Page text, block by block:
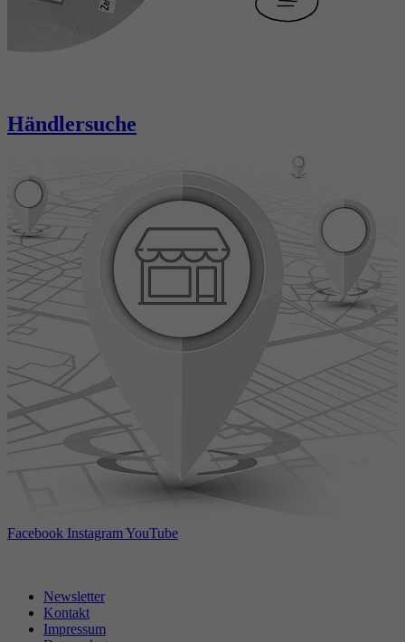
Händlersuche
Facebook InstagramYouTube
Newsletter
Kontakt
Impressum